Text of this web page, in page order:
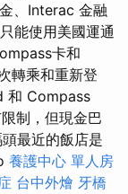
、Interac 金融
能使用美國運通
卡和
轉乘和重新登
和 Compass
制，但現金巴
最近的飯店是
養護中心 單人房
台中外燴 牙橋